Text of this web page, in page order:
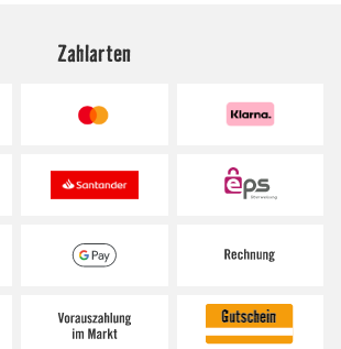
Zahlarten